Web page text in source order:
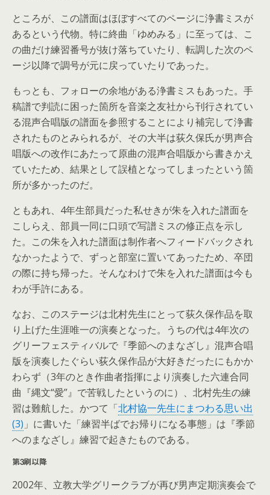
ところが、この譜面はほぼすべてのページに浄書ミスが
あるという代物。特に終曲「ゆめみる」に至っては、こ
の曲だけ練習番号が抜け落ちていたり、転調した次のペ
ージ以降で調号が元に戻っていたりであった。
もっとも、フォローの余地がある浄書ミスもあった。手
稿譜で判読に困った箇所を音楽之友社から刊行されてい
る混声合唱版の譜面を参照することにより補完して浄書
されたものとみられるが、その大半は荻久保氏が男声合
唱版への改作にあたって原曲の混声合唱版から書きかえ
ていたため、結果として誤植となってしまったという箇
所が多かったのだ。
ともあれ、4年生部員だった私せきが朱を入れた譜面を
こしらえ、部員一同に口頭で写譜ミスの修正点を示し
た。この朱を入れた譜面は制作者へフィードバックされ
なかったようで、ずっと部室に置いてあったため、卒団
の際に持ち帰った。そんなわけで朱を入れた譜面は今も
わが手許にある。
なお、このステージは北村先生にとって荻久保作品を取
り上げた生涯唯一の演奏となった。うちの代は4年次の
グリーフェスティバルで『季節へのまなざし』混声合唱
版を演奏したぐらい荻久保作品が大好きだったにもかか
わらず（3年のとき作曲者指揮により演奏した六連合同
曲『縄文“愛”』で苦戦したというのに）、北村先生の練
習は難航した。かつて「北村協一先生にまつわる思い出
(3) 」に書いた「練習半ばでお帰りになる事態」は『季節
へのまなざし』練習で起きたものである。
第3刷以降
2002年、立教大学グリークラブが再び男声定期演奏会で